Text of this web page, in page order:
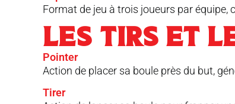
Format de jeu à trois joueurs par équipe,
LES TIRS ET
Pointer
Action de placer sa boule près du but,
Tirer